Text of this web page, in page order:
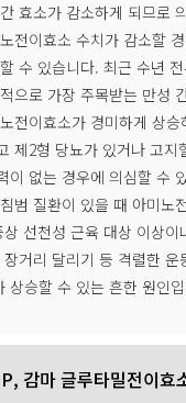
효소가 감소하게 되므로
전이효소 수치가 감소할
수 있습니다. 최근 수년
으로 가장 주목받는 만성
전이효소가 경미하게 상승
제2형 당뇨가 있거나 고지
이 없는 경우에 의심할 수
범 질환이 있을 때 아미노
선천성 근육 대상 이상이
거리 달리기 등 격렬한 운
상승할 수 있는 흔한 원인
감마 글루타밀전이효